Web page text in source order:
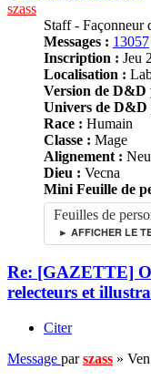
szass
Staff - Façonneur
Messages : 13057
Inscription : Jeu
Localisation :
Version de D&D
Univers de D&D
Race : Humain
Classe : Mage
Alignement :
Dieu : Vecna
Mini Feuille de
Feuilles de
► AFFICHER LE
Re: [GAZETTE]
relecteurs et
Citer
Message parszass »